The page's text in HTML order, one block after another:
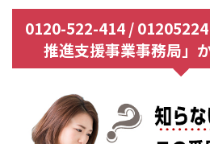
0120-522-414 /
推進支援事業事務局」